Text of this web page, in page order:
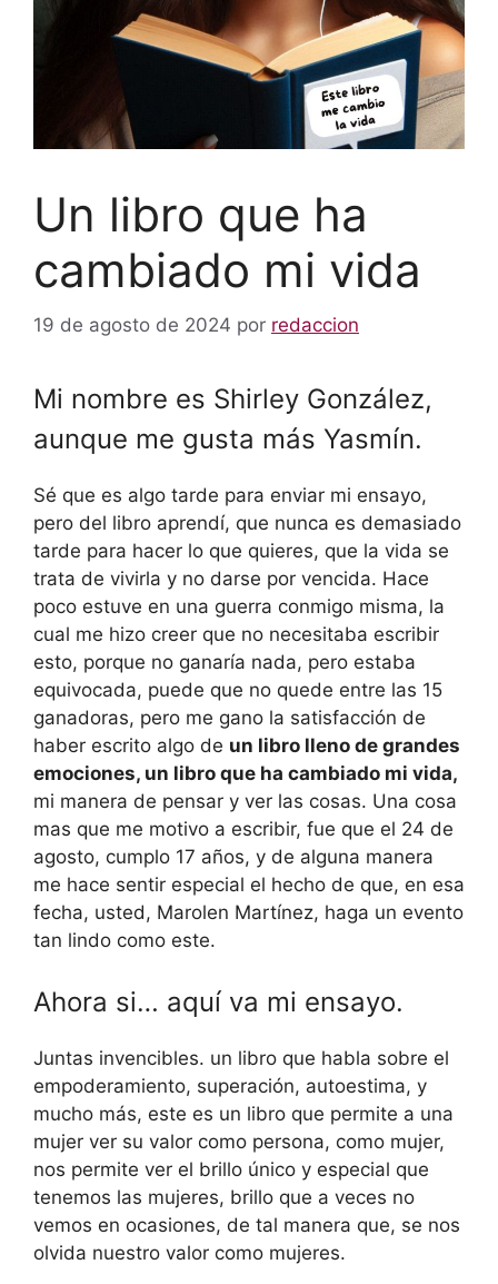
Un libro que ha
cambiado mi vida
19 de agosto de 2024 por redaccion
Mi nombre es Shirley González,
aunque me gusta más Yasmín.
Sé que es algo tarde para enviar mi ensayo,
pero del libro aprendí, que nunca es demasiado
tarde para hacer lo que quieres, que la vida se
trata de vivirla y no darse por vencida. Hace
poco estuve en una guerra conmigo misma, la
cual me hizo creer que no necesitaba escribir
esto, porque no ganaría nada, pero estaba
equivocada, puede que no quede entre las 15
ganadoras, pero me gano la satisfacción de
haber escrito algo de un libro lleno de grandes
emociones, un libro que ha cambiado mi vida,
mi manera de pensar y ver las cosas. Una cosa
mas que me motivo a escribir, fue que el 24 de
agosto, cumplo 17 años, y de alguna manera
me hace sentir especial el hecho de que, en esa
fecha, usted, Marolen Martínez, haga un evento
tan lindo como este.
Ahora si… aquí va mi ensayo.
Juntas invencibles. un libro que habla sobre el
empoderamiento, superación, autoestima, y
mucho más, este es un libro que permite a una
mujer ver su valor como persona, como mujer,
nos permite ver el brillo único y especial que
tenemos las mujeres, brillo que a veces no
vemos en ocasiones, de tal manera que, se nos
olvida nuestro valor como mujeres.